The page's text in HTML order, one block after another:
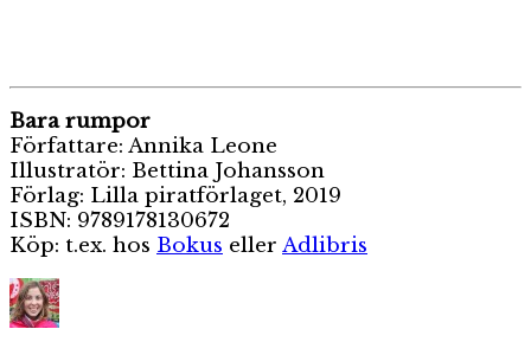
Bara rumpor
Författare: Annika Leone
Illustratör: Bettina Johansson
Förlag: Lilla piratförlaget, 2019
ISBN: 9789178130672
Köp: t.ex. hos Bokus eller Adlibris